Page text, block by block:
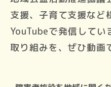
支援、子育て支援など
YouTubeで発信してい
取り組みを、ぜひ動画